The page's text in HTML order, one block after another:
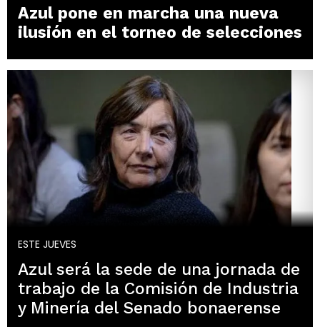
Azul pone en marcha una nueva
ilusión en el torneo de selecciones
ESTE JUEVES
Azul será la sede de una jornada de
trabajo de la Comisión de Industria
y Minería del Senado bonaerense